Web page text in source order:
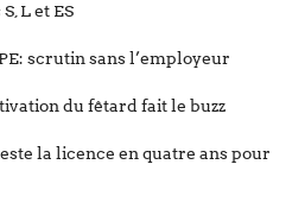
L et ES
scrutin sans l’employeur
du fêtard fait le buzz
la licence en quatre ans pour